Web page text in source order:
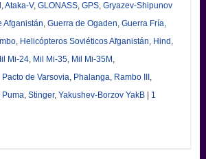
,Ataka-V, GLONASS, GPS, Gryazev-Shipunov
Afganistán, Guerra de Ogaden, Guerra Fría,
, Helicópteros Soviéticos Afganistán, Hind ,
Mi-24, Mil Mi-35, Mil Mi-35M ,
Pacto de Varsovia, Phalanga, Rambo III ,
Puma, Stinger, Yakushev-Borzov YakB
1